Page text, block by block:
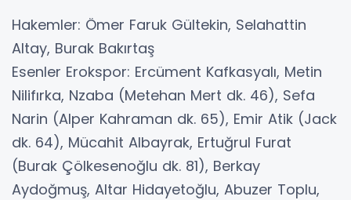
Hakemler: Ömer Faruk Gültekin, Selahattin
Altay, Burak Bakırtaş
Esenler Erokspor: Ercüment Kafkasyalı, Metin
Nilifırka, Nzaba (Metehan Mert dk. 46), Sefa
Narin (Alper Kahraman dk. 65), Emir Atik (Jack
dk. 64), Mücahit Albayrak, Ertuğrul Furat
(Burak Çölkesenoğlu dk. 81), Berkay
Aydoğmuş, Altar Hidayetoğlu, Abuzer Toplu,